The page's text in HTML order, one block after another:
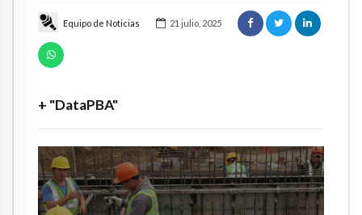
Equipo de Noticias 21 julio, 2025
+ "DataPBA"